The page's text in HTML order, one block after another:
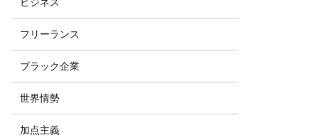
フリーランス
ブラック企業
世界情勢
加点主義